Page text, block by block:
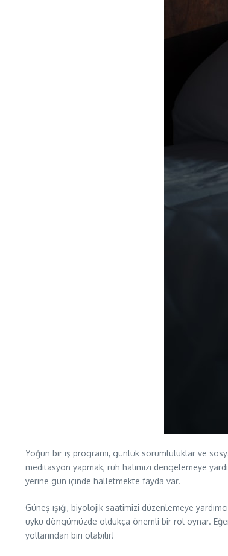
Yoğun bir iş programı, günlük sorumluluklar ve
meditasyon yapmak, ruh halimizi dengelemeye
yerine gün içinde halletmekte fayda var.
Güneş ışığı, biyolojik saatimizi düzenlemeye
uyku döngümüzde oldukça önemli bir rol oynar.
yollarından biri olabilir!